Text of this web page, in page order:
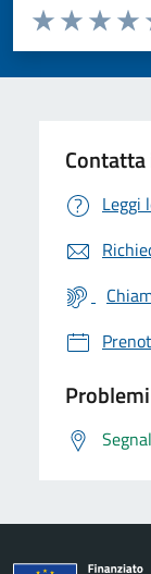
Valuta da 1 a 5
Valuta
Valuta 2
Valuta 1 stelle
Leggi